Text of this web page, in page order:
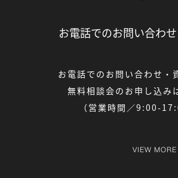
お電話でのお問い合わせ
お電話でのお問い合わせ・
無料相談会のお申し込み
（営業時間／9:00-
VIEW MORE